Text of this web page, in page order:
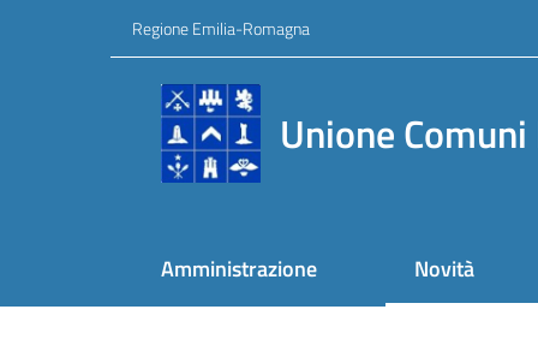
Vai al contenuto
Vai alla navigazioneRegione Emilia-Romagna
Unione
Amministrazione Novità